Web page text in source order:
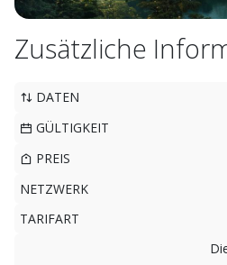
Zusätzliche
DATEN
GÜLTIGKEIT
PREIS
NETZWERK
TARIFART